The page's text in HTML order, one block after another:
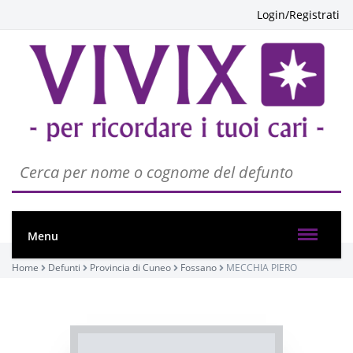
Login/Registrati
Menu
Home Defunti Provincia di Cuneo Fossano MECCHIA PIERO